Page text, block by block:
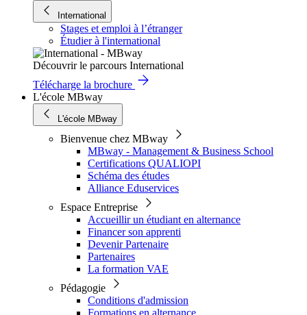
International
Stages et emploi à l’étranger
Étudier à l'international
Découvrir le parcours International
Télécharge la brochure
L'école MBway
L'école MBway
Bienvenue chez MBway
MBway - Management & Business School
Certifications QUALIOPI
Schéma des études
Alliance Eduservices
Espace Entreprise
Accueillir un étudiant en alternance
Financer son apprenti
Devenir Partenaire
Partenaires
La formation VAE
Pédagogie
Conditions d'admission
Formations en alternance